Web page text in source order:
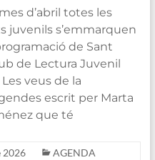
d’abril totes les
juvenils s’emmarquen
de Sant
de Lectura Juvenil
veus de la
escrit per Marta
que té
2026
AGENDA